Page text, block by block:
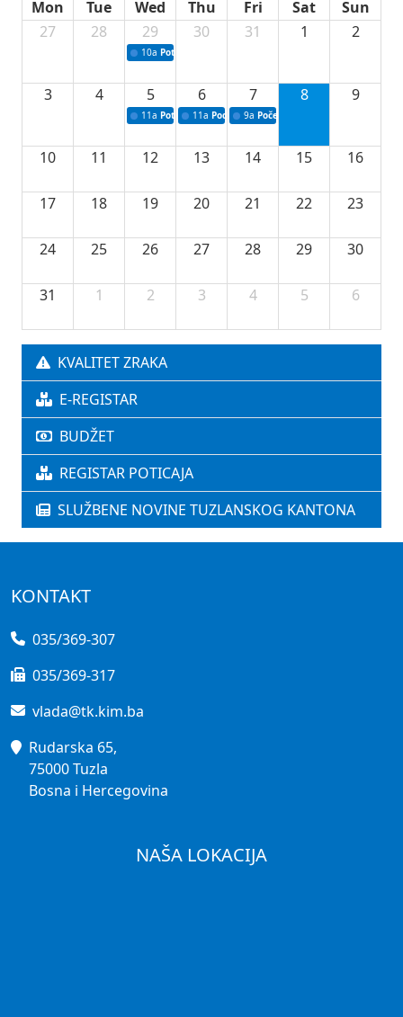
Mon Tue Wed Thu Fri Sat
Sun
27
28 29
10a Potpisivanje ugovora sa neprofitnim
30 31 1 2
3 4 5
11a Potpisivanje ugovora o stipendijama za
6
11a Podrška razvoju vodne infrastrukture u
7
9a Početak izgradnje nove
8 9
10 11 12 13 14 15 16
17 18 19 20 21 22 23
24 25 26 27 28 29 30
31 1 2 3 4 5 6
KVALITET ZRAKA
E-REGISTAR
BUDŽET
REGISTAR POTICAJA
SLUŽBENE NOVINE TUZLANSKOG KANTONA
KONTAKT
035/369-307
035/369-317
vlada@tk.kim.ba
Rudarska 65,
75000 Tuzla
Bosna i Hercegovina
NAŠA LOKACIJA